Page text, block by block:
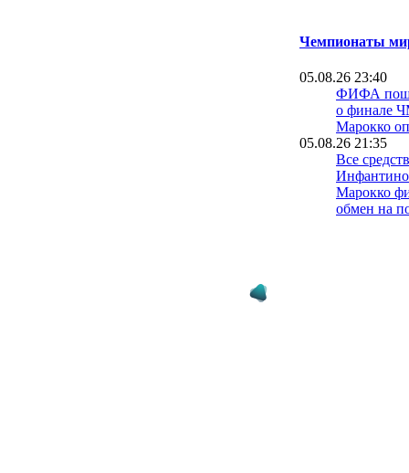
Чемпионаты
05.08.26 23:40
ФИФА
о финале
Марокко
05.08.26 21:35
Все
Марокко
обмен на